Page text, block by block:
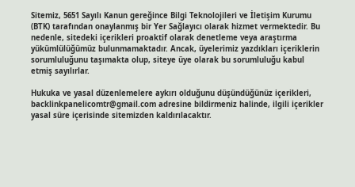
Sitemiz, 5651 Sayılı Kanun gereğince Bilgi Teknolojileri ve İletişim Kurumu
(BTK) tarafından onaylanmış bir Yer Sağlayıcı olarak hizmet vermektedir. Bu
nedenle, sitedeki içerikleri proaktif olarak denetleme veya araştırma
yükümlülüğümüz bulunmamaktadır. Ancak, üyelerimiz yazdıkları içeriklerin
sorumluluğunu taşımakta olup, siteye üye olarak bu sorumluluğu kabul
etmiş sayılırlar.
Hukuka ve yasal düzenlemelere aykırı olduğunu düşündüğünüz içerikleri,
backlinkpanelicomtr@gmail.comadresine bildirmeniz halinde, ilgili içerikler
yasal süre içerisinde sitemizden kaldırılacaktır.